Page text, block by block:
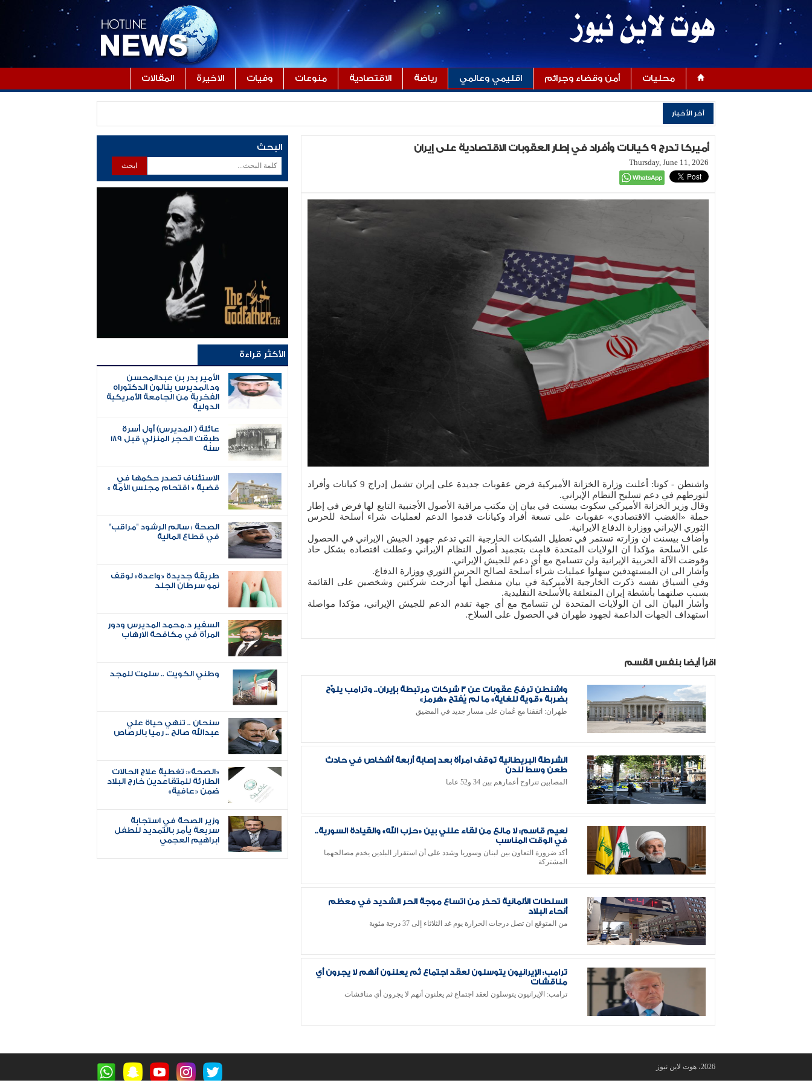
محليات أمن وقضاء وجرائم اقليمي وعالمي رياضة الاقتصادية منوعات وفيات الاخيرة المقالات
آخر الأخبار
أميركا تدرج 9 كيانات وأفراد في إطار العقوبات الاقتصادية على إيران
Thursday, June 11, 2026
واشنطن - كونا: أعلنت وزارة الخزانة الأميركية فرض عقوبات جديدة على إيران تشمل إدراج 9 كيانات وأفراد
لتورطهم في دعم تسليح النظام الإيراني.
وقال وزير الخزانة الأميركي سكوت بيسنت في بيان إن مكتب مراقبة الأصول الأجنبية التابع لها فرض في إطار
حملة «الغضب الاقتصادي» عقوبات على تسعة أفراد وكيانات قدموا الدعم لعمليات شراء أسلحة للحرس
الثوري الإيراني ووزارة الدفاع الايرانية.
وأضاف بيسنت ان وزارته تستمر في تعطيل الشبكات الخارجية التي تدعم جهود الجيش الإيراني في الحصول
على الأسلحة مؤكدا ان الولايات المتحدة قامت بتجميد أصول النظام الإيراني وعطلت اقتصاده بشكل حاد
وقوضت الآلة الحربية الإيرانية ولن تتسامح مع أي دعم للجيش الإيراني.
وأشار الى ان المستهدفين سهلوا عمليات شراء أسلحة لصالح الحرس الثوري ووزارة الدفاع.
وفي السياق نفسه ذكرت الخارجية الأميركية في بيان منفصل أنها أدرجت شركتين وشخصين على القائمة
بسبب صلتهما بأنشطة إيران المتعلقة بالأسلحة التقليدية.
وأشار البيان الى ان الولايات المتحدة لن تتسامح مع أي جهة تقدم الدعم للجيش الإيراني، مؤكدا مواصلة
استهداف الجهات الداعمة لجهود طهران في الحصول على السلاح.
اقرأ أيضا بنفس القسم
واشنطن ترفع عقوبات عن 3 شركات مرتبطة بإيران.. وترامب يلوّح
بضربة «قوية للغاية» ما لم يُفتح «هرمز»
طهران: اتفقنا مع عُمان على مسار جديد في المضيق
الشرطة البريطانية توقف امرأة بعد إصابة أربعة أشخاص في حادث
طعن وسط لندن
المصابين تتراوح أعمارهم بين 34 و52 عاما
نعيم قاسم: لا مانع من لقاء علني بين «حزب الله» والقيادة السورية..
في الوقت المناسب
أكد ضرورة التعاون بين لبنان وسوريا وشدد على أن استقرار البلدين يخدم مصالحهما
المشتركة
السلطات الألمانية تحذر من اتساع موجة الحر الشديد في معظم
أنحاء البلاد
من المتوقع ان تصل درجات الحرارة يوم غد الثلاثاء إلى 37 درجة مئوية
ترامب: الإيرانيون يتوسلون لعقد اجتماع ثم يعلنون أنهم لا يجرون أي
مناقشات
ترامب: الإيرانيون يتوسلون لعقد اجتماع ثم يعلنون أنهم لا يجرون أي مناقشات
البحث
الأكثر قراءة
الأمير بدر بن عبدالمحسن
ود.المديرس ينالون الدكتوراه
الفخرية من الجامعة الأمريكية
الدولية
عائلة ( المديرس) أول أسرة
طبقت الحجر المنزلي قبل 189
سنة
الاستئناف تصدر حكمها في
قضية « اقتحام مجلس الأمة »
الصحة : سالم الرشود "مراقب"
في قطاع المالية
طريقة جديدة «واعدة» لوقف
نمو سرطان الجلد
السفير د.محمد المديرس ودور
المرأة في مكافحة الارهاب
وطني الكويت .. سلمت للمجد
سنحان .. تنهي حياة علي
عبدالله صالح .. رميا بالرصاص
«الصحة»: تغطية علاج الحالات
الطارئة للمتقاعدين خارج البلاد
ضمن «عافية»
وزير الصحة في استجابة
سريعة يأمر بالتمديد للطفل
ابراهيم العجمي
2026، هوت لاين نيوز